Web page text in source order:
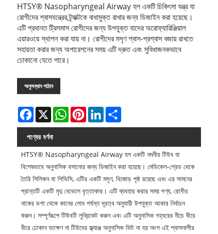
HTSY® Nasopharyngeal Airway হল একটি চিকিৎসা যন্ত্র যা
রোগীদের শ্বাসযন্ত্রের ট্র্যাক্টকে বাধামুক্ত রাখার জন্য ডিজাইন করা হয়েছে।
এটি প্রধানত ট্রিসমাস রোগীদের জন্য উপযুক্ত যাদের অরোফ্যারিঞ্জিয়াল
এয়ারওয়ে স্থাপন করা যায় না। রোগীদের মসৃণ শ্বাস-প্রশ্বাস বজায় রাখতে
সহায়তা করার জন্য অপারেশনের সময় এটি দ্রুত এবং সুবিধাজনকভাবে
ঢোকানো যেতে পারে।
অনুসন্ধান পাঠান
Facebook
X WhatsAppPinterestLinkedIn
পণ্যের বর্ণনা
HTSY® Nasopharyngeal Airway হল একটি নমনীয় টিউব যা
বিশেষভাবে অনুনাসিক বসানোর জন্য ডিজাইন করা হয়েছে। মেডিকেল-গ্রেড থেকে
তৈরি সিলিকন বা পিভিসি, এটির একটি মসৃণ, বিজোড় পৃষ্ঠ রয়েছে এবং এর সামনের
প্রান্তটি একটি মৃদু বেভেলে বৃত্তাকার। এটি ব্যবহার করার সময় পণ্য, রোগীর
নাকের ডগা থেকে কানের লোব পর্যন্ত দূরত্ব অনুযায়ী উপযুক্ত আকার নির্বাচন
করুন। সম্পূর্ণরূপে টিউবটি লুব্রিকেট করুন এবং এটি অনুনাসিক গহ্বরের নীচে ধীরে
ধীরে ঢোকান যতক্ষণ না টিউবের ফ্ল্যাঞ্জ অনুনাসিক ফিট না হয় অংশ এই শ্বাসনালীর